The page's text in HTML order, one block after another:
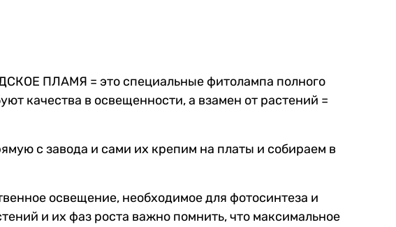
ПЛАМЯ = это специальные фитолампа полного
качества в освещенности, а взамен от растений =
с завода и сами их крепим на платы и собираем в
освещение, необходимое для фотосинтеза и
и их фаз роста важно помнить, что максимальное